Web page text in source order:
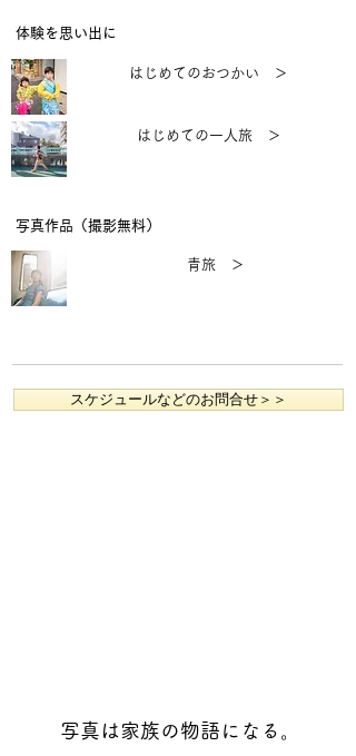
体験を思い出に
はじめてのおつかい ＞
はじめての一人旅 ＞
写真作品（撮影無料）
青旅 ＞
スケジュールなどのお問合せ＞＞
写真は家族の物語になる。